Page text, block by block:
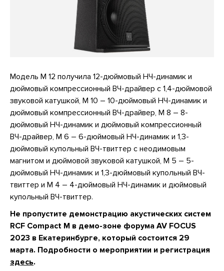
Модель M 12 получила 12-дюймовый НЧ-динамик и
дюймовый компрессионный ВЧ-драйвер с 1,4-дюймовой
звуковой катушкой, M 10 – 10-дюймовый НЧ-динамик и
дюймовый компрессионный ВЧ-драйвер, M 8 – 8-
дюймовый НЧ-динамик и дюймовый компрессионный
ВЧ-драйвер, M 6 – 6-дюймовый НЧ-динамик и 1,3-
дюймовый купольный ВЧ-твиттер c неодимовым
магнитом и дюймовой звуковой катушкой, M 5 – 5-
дюймовый НЧ-динамик и 1,3-дюймовый купольный ВЧ-
твиттер и M 4 – 4-дюймовый НЧ-динамик и дюймовый
купольный ВЧ-твиттер.
Не пропустите демонстрацию акустических систем
RCF Compact M в демо-зоне форума AV FOCUS
2023 в Екатеринбурге, который состоится 29
марта. Подробности о мероприятии и регистрация
здесь.